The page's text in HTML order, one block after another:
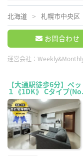
北海道 札幌市中央区
お問合わせ
運営会社：
【大通駅徒歩6分】ペ
１《1DK》 Cタイプ